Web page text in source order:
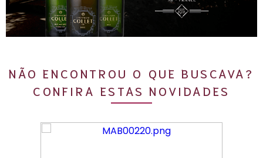
NÃO ENCONTROU O QUE BUSCAVA?
CONFIRA ESTAS NOVIDADES